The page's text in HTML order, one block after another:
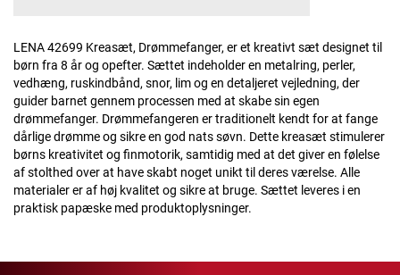
LENA 42699 Kreasæt, Drømmefanger, er et kreativt sæt designet til
børn fra 8 år og opefter. Sættet indeholder en metalring, perler,
vedhæng, ruskindbånd, snor, lim og en detaljeret vejledning, der
guider barnet gennem processen med at skabe sin egen
drømmefanger. Drømmefangeren er traditionelt kendt for at fange
dårlige drømme og sikre en god nats søvn. Dette kreasæt stimulerer
børns kreativitet og finmotorik, samtidig med at det giver en følelse
af stolthed over at have skabt noget unikt til deres værelse. Alle
materialer er af høj kvalitet og sikre at bruge. Sættet leveres i en
praktisk papæske med produktoplysninger.